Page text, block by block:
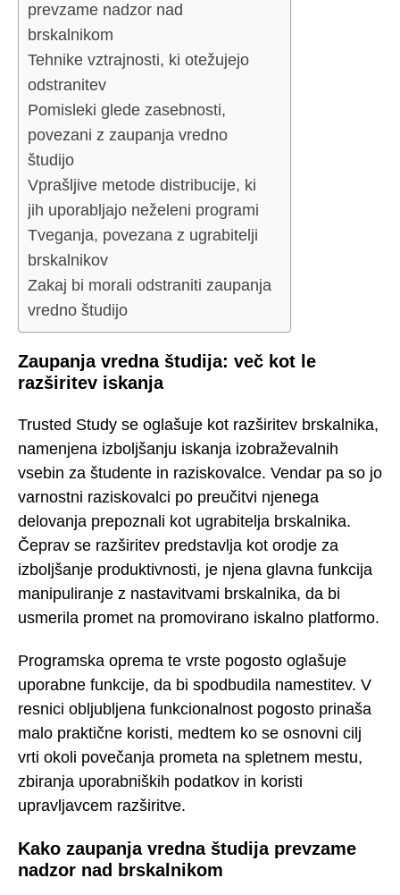
prevzame nadzor nad
brskalnikom
Tehnike vztrajnosti, ki otežujejo
odstranitev
Pomisleki glede zasebnosti,
povezani z zaupanja vredno
študijo
Vprašljive metode distribucije, ki
jih uporabljajo neželeni programi
Tveganja, povezana z ugrabitelji
brskalnikov
Zakaj bi morali odstraniti zaupanja
vredno študijo
Zaupanja vredna študija: več kot le
razširitev iskanja
Trusted Study se oglašuje kot razširitev brskalnika,
namenjena izboljšanju iskanja izobraževalnih
vsebin za študente in raziskovalce. Vendar pa so jo
varnostni raziskovalci po preučitvi njenega
delovanja prepoznali kot ugrabitelja brskalnika.
Čeprav se razširitev predstavlja kot orodje za
izboljšanje produktivnosti, je njena glavna funkcija
manipuliranje z nastavitvami brskalnika, da bi
usmerila promet na promovirano iskalno platformo.
Programska oprema te vrste pogosto oglašuje
uporabne funkcije, da bi spodbudila namestitev. V
resnici obljubljena funkcionalnost pogosto prinaša
malo praktične koristi, medtem ko se osnovni cilj
vrti okoli povečanja prometa na spletnem mestu,
zbiranja uporabniških podatkov in koristi
upravljavcem razširitve.
Kako zaupanja vredna študija prevzame
nadzor nad brskalnikom